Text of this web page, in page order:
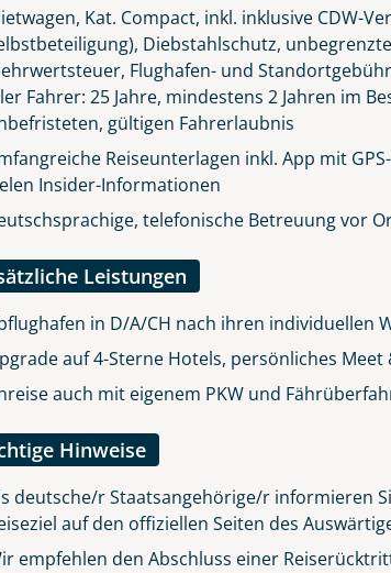
Kat. Compact, inkl. inklusive CDW-
Diebstahlschutz,
Flughafen- und
Fahrer: 25 Jahre, mindestens 2 Jahren im
gültigen Fahrerlaubnis
Reiseunterlagen inkl. App mit
Insider-Informationen
telefonische Betreuung vor
Leistungen
in D/A/CH nach ihren individuellen
auf 4-Sterne Hotels, persönliches Meet
auch mit eigenem PKW und
Hinweise
deutsche/r Staatsangehörige/r informieren
auf den offiziellen Seiten des
empfehlen den Abschluss einer